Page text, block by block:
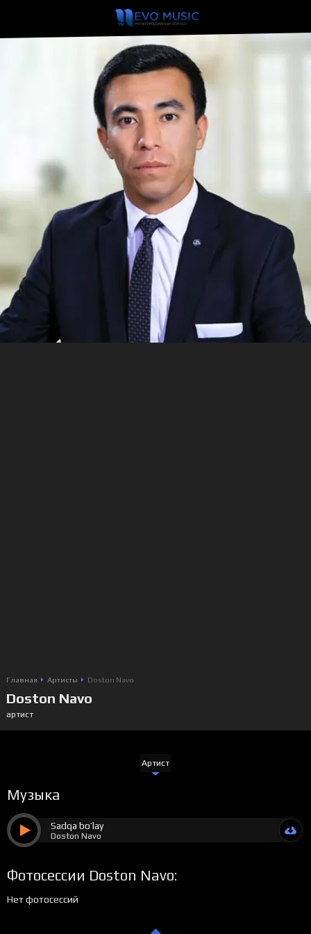
Главная Артисты Doston Navo
Doston Navo
артист
Артист
Музыка
Sadqa bo’lay
Doston Navo
Фотосессии Doston Navo:
Нет фотосессий